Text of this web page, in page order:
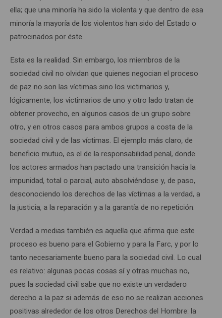
ella; que una minoría ha sido la violenta y que dentro de esa
minoría la mayoría de los violentos han sido del Estado o
patrocinados por éste.
Esta es la realidad. Sin embargo, los miembros de la
sociedad civil no olvidan que quienes negocian el proceso
de paz no son las víctimas sino los victimarios y,
lógicamente, los victimarios de uno y otro lado tratan de
obtener provecho, en algunos casos de un grupo sobre
otro, y en otros casos para ambos grupos a costa de la
sociedad civil y de las víctimas. El ejemplo más claro, de
beneficio mutuo, es el de la responsabilidad penal, donde
los actores armados han pactado una transición hacia la
impunidad, total o parcial, auto absolviéndose y, de paso,
desconociendo los derechos de las víctimas a la verdad, a
la justicia, a la reparación y a la garantía de no repetición.
Verdad a medias también es aquella que afirma que este
proceso es bueno para el Gobierno y para la Farc, y por lo
tanto necesariamente bueno para la sociedad civil. Lo cual
es relativo: algunas pocas cosas sí y otras muchas no,
pues la sociedad civil sabe que no existe un verdadero
derecho a la paz si además de eso no se realizan acciones
positivas alrededor de los otros Derechos del Hombre: la